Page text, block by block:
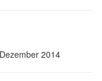
2014